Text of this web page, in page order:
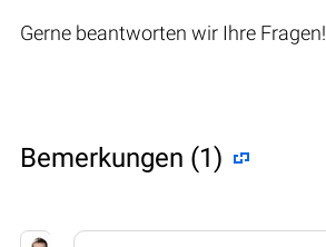
Gerne beantworten wir Ihre Fragen!
Bemerkungen (1)